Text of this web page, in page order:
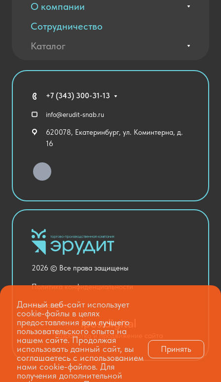
О компании
Вакансии
Контакты
Благодарственные письма
Сотрудничество
Оплата и доставка
Каталог
Технические средства обучения
Спортивный зал
Уличное оборудование
Хозяйственные Товары
Столовая и пищеблок
Оснащение кабинетов
Медицинский кабинет
Национальные проекты
+7 (343) 300-31-13
info@erudit-snab.ru
620078, Екатеринбург, ул. Коминтерна, д.
16
2026 © Все права защищены
Политика конфиденциальности
Карта сайта
Разработка и продвижение сайта
Данный веб-сайт использует
cookie-файлы в целях
предоставления вам лучшего
пользовательского опыта на
нашем сайте. Продолжая
использовать данный сайт, вы
соглашаетесь с использованием
нами cookie-файлов. Для
получения дополнительной
Принять